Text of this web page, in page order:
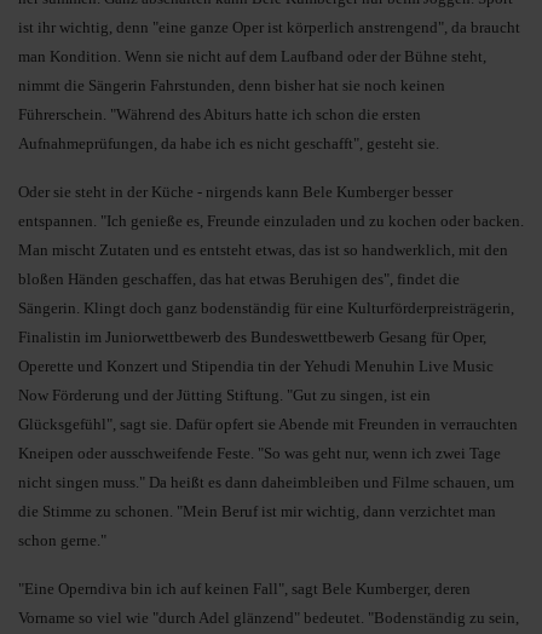
ist ihr wichtig, denn "eine ganze Oper ist körperlich anstrengend", da braucht
man Kondition. Wenn sie nicht auf dem Laufband oder der Bühne steht,
nimmt die Sängerin Fahrstunden, denn bisher hat sie noch keinen
Führerschein. "Während des Abiturs hatte ich schon die ersten
Aufnahmeprüfungen, da habe ich es nicht geschafft", gesteht sie.
Oder sie steht in der Küche - nirgends kann Bele Kumberger besser
entspannen. "Ich genieße es, Freunde einzuladen und zu kochen oder backen.
Man mischt Zutaten und es entsteht etwas, das ist so handwerklich, mit den
bloßen Händen geschaffen, das hat etwas Beruhigen des", findet die
Sängerin. Klingt doch ganz bodenständig für eine Kulturförderpreisträgerin,
Finalistin im Juniorwettbewerb des Bundeswettbewerb Gesang für Oper,
Operette und Konzert und Stipendia tin der Yehudi Menuhin Live Music
Now Förderung und der Jütting Stiftung. "Gut zu singen, ist ein
Glücksgefühl", sagt sie. Dafür opfert sie Abende mit Freunden in verrauchten
Kneipen oder ausschweifende Feste. "So was geht nur, wenn ich zwei Tage
nicht singen muss." Da heißt es dann daheimbleiben und Filme schauen, um
die Stimme zu schonen. "Mein Beruf ist mir wichtig, dann verzichtet man
schon gerne."
"Eine Operndiva bin ich auf keinen Fall", sagt Bele Kumberger, deren
Vorname so viel wie "durch Adel glänzend" bedeutet. "Bodenständig zu sein,